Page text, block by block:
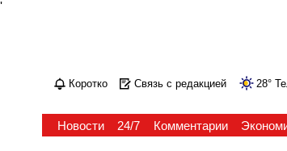
'
Коротко Связь с редакцией 28°
Новости 24/7 Комментарии